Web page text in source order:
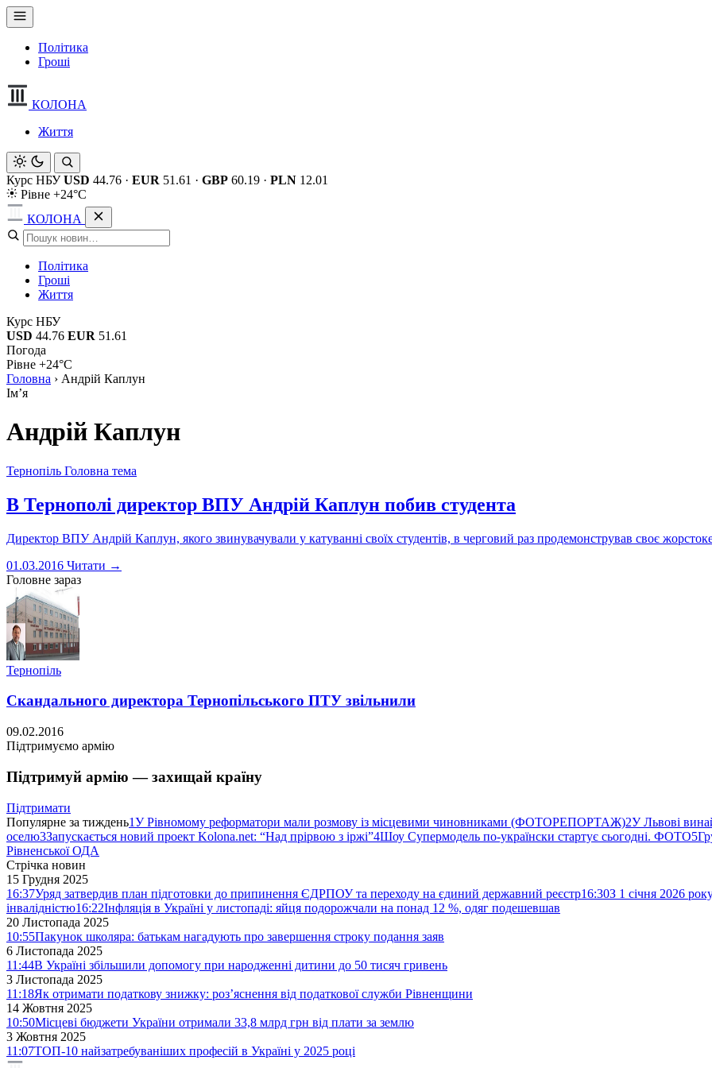
Політика
Гроші
КОЛОНА
Життя
Курс НБУ USD 44.76 · EUR 51.61 · GBP 60.19 · PLN 12.01
Рівне +24°C
КОЛОНА
Політика
Гроші
Життя
Курс НБУ
USD 44.76 EUR 51.61
Погода
Рівне +24°C
Головна › Андрій Каплун
Імʼя
Андрій Каплун
Тернопіль Головна тема
В Тернополі директор ВПУ Андрій Каплун побив студента
Директор BПУ Андрій Каплун, якого звинувачували у катуванні своїх студентів, в черговий раз продемонстрував своє
01.03.2016 Читати →
Головне зараз
Тернопіль
Скандального директора Тернопільського ПТУ звільнили
09.02.2016
Підтримуємо армію
Підтримуй армію — захищай країну
Підтримати
Популярне за тиждень1У Рівномому реформатори мали розмову із місцевими чиновниками (ФОТОРЕПОРТАЖ)2У Львові
оселю3Запускається новий проект Kolona.net: “Над прірвою з іржі”4Шоу Супермодель по-українски стартує сьогодні. ФОТО5
Рівненської ОДА
Стрічка новин
15 Грудня 2025
16:37Уряд затвердив план підготовки до припинення ЄДРПОУ та переходу на єдиний державний реєстр16:30З 1 січня 2026
інвалідністю16:22Інфляція в Україні у листопаді: яйця подорожчали на понад 12 %, одяг подешевшав
20 Листопада 2025
10:55Пакунок школяра: батькам нагадують про завершення строку подання заяв
6 Листопада 2025
11:44В Україні збільшили допомогу при народженні дитини до 50 тисяч гривень
3 Листопада 2025
11:18Як отримати податкову знижку: роз’яснення від податкової служби Рівненщини
14 Жовтня 2025
10:50Місцеві бюджети України отримали 33,8 млрд грн від плати за землю
3 Жовтня 2025
11:07ТОП-10 найзатребуваніших професій в Україні у 2025 році